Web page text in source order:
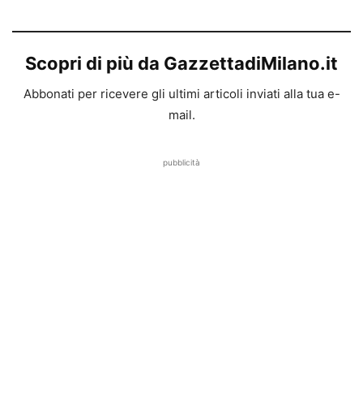
Scopri di più da GazzettadiMilano.it
Abbonati per ricevere gli ultimi articoli inviati alla tua e-
mail.
pubblicità